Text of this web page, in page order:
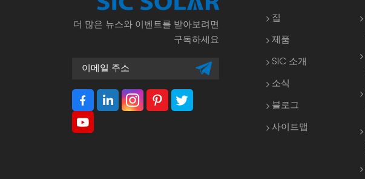
더 많은 뉴스와 이벤트를 받아보려면
구독하세요
집
제품
SIC 소개
소식
블로그
사이트맵